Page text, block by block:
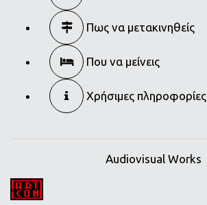
Πως να μετακινηθείς
Που να μείνεις
Χρήσιμες πληροφορίες
Audiovisual Works